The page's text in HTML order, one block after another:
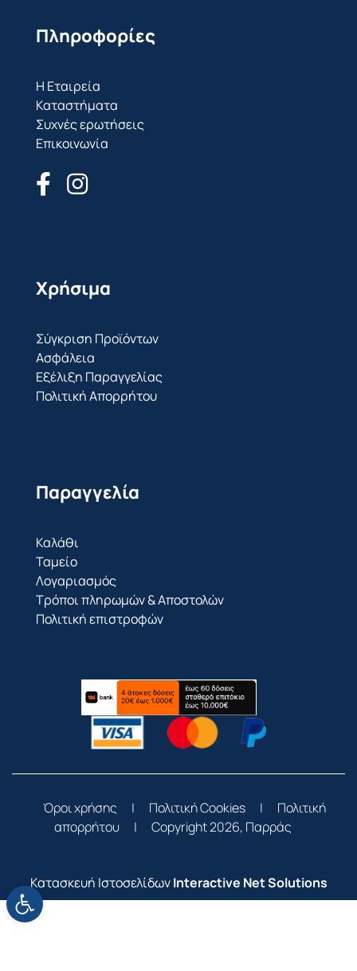
Ανοίξτε τη γραμμή εργαλείων
Πληροφορίες
Η Εταιρεία
Καταστήματα
Συχνές ερωτήσεις
Επικοινωνία
Χρήσιμα
Σύγκριση Προϊόντων
Ασφάλεια
Εξέλιξη Παραγγελίας
Πολιτική Απορρήτου
Παραγγελία
Καλάθι
Ταμείο
Λογαριασμός
Τρόποι πληρωμών & Αποστολών
Πολιτική επιστροφών
Όροι χρήσης | Πολιτική Cookies |
Πολιτική
απορρήτου
| Copyright 2026, Παρράς
Κατασκευή ΙστοσελίδωνInteractive Net Solutions